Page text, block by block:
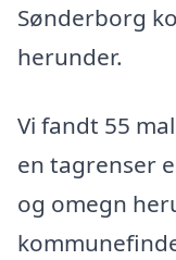
Sønderborg
herunder.
Vi fandt 55
en tagrenser
og omegn